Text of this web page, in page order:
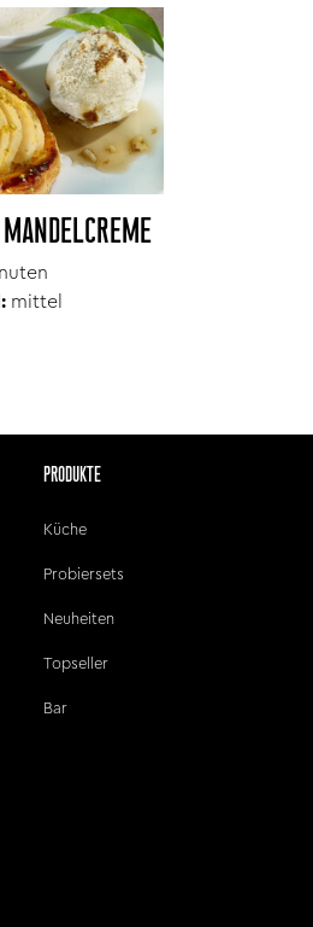
mittel
PRODUKTE
Küche
Probiersets
Neuheiten
Topseller
Bar